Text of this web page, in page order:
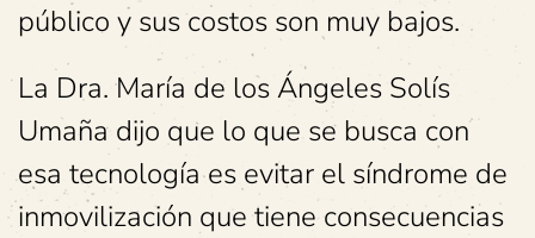
público y sus costos son muy bajos.
La Dra. María de los Ángeles Solís
Umaña dijo que lo que se busca con
esa tecnología es evitar el síndrome de
inmovilización que tiene consecuencias